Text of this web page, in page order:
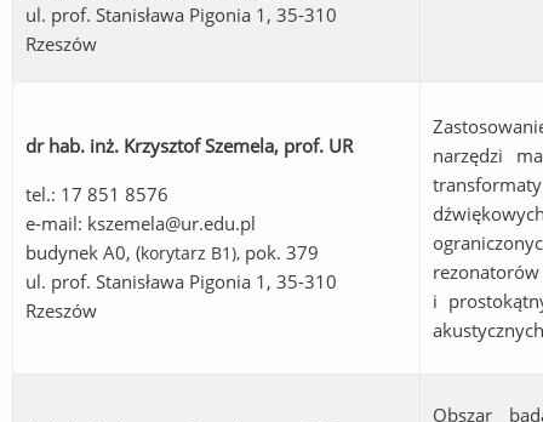
ul. prof. Stanisława Pigonia 1, 35-310
Rzeszów
dr hab. inż. Krzysztof Szemela, prof. UR
tel.: 17 851 8576
e-mail: kszemela@ur.edu.pl
budynek A0, (korytarz B1), pok. 379
ul. prof. Stanisława Pigonia 1, 35-310
Rzeszów
narzędzi
i
Obszar